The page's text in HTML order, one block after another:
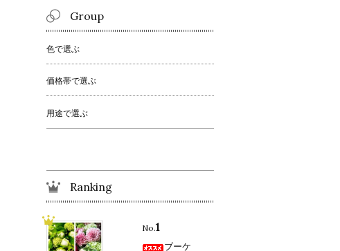
Group
色で選ぶ
価格帯で選ぶ
用途で選ぶ
Ranking
No.1
ブーケ